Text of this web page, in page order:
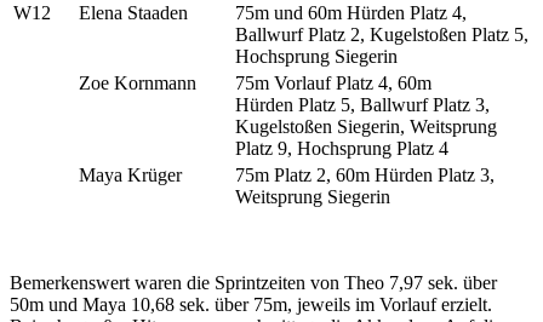
W12
Elena Staaden
75m und 60m Hürden Platz 4,
Ballwurf Platz 2, Kugelstoßen Platz 5,
Hochsprung Siegerin
Zoe Kornmann
75m Vorlauf Platz 4, 60m
Hürden Platz 5, Ballwurf Platz 3,
Kugelstoßen Siegerin, Weitsprung
Platz 9, Hochsprung Platz 4
Maya Krüger
75m Platz 2, 60m Hürden Platz 3,
Weitsprung Siegerin
Bemerkenswert waren die Sprintzeiten von Theo 7,97 sek. über
50m und Maya 10,68 sek. über 75m, jeweils im Vorlauf erzielt.